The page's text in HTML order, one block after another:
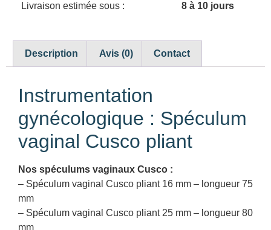
Livraison estimée sous : 8 à 10 jours
Description Avis (0) Contact
Instrumentation
gynécologique : Spéculum
vaginal Cusco pliant
Nos spéculums vaginaux Cusco :
– Spéculum vaginal Cusco pliant 16 mm – longueur 75
mm
– Spéculum vaginal Cusco pliant 25 mm – longueur 80
mm